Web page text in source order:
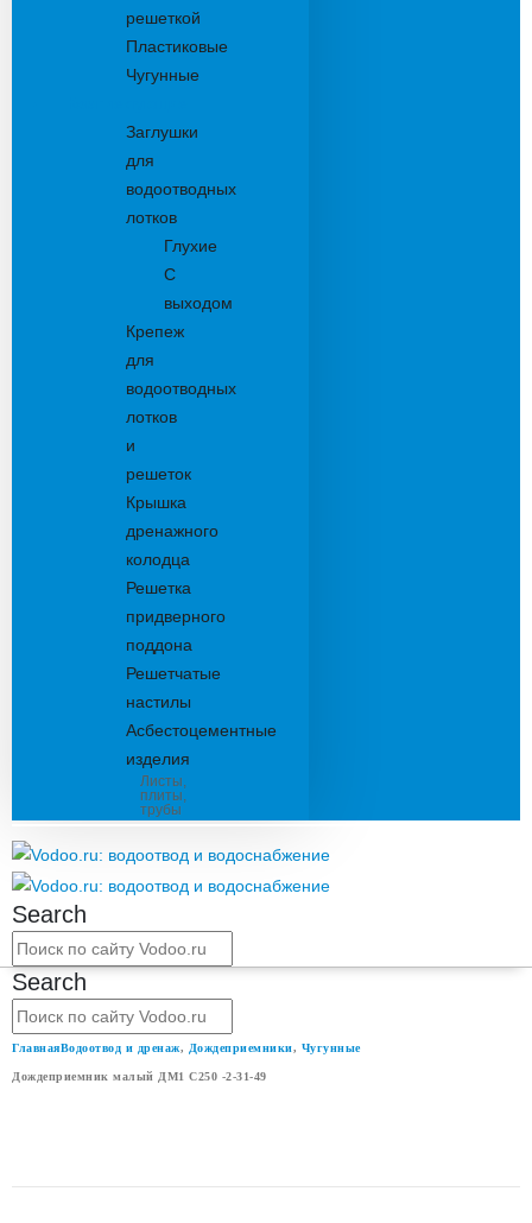
решеткой
Пластиковые
Чугунные
Заглушки
для
водоотводных
лотков
Глухие
С
выходом
Крепеж
для
водоотводных
лотков
и
решеток
Крышка
дренажного
колодца
Решетка
придверного
поддона
Решетчатые
настилы
Асбестоцементные
изделия
Листы,
плиты,
трубы
Search
Search
ГлавнаяВодоотвод и дренаж, Дождеприемники, Чугунные
Дождеприемник малый ДМ1 С250 -2-31-49